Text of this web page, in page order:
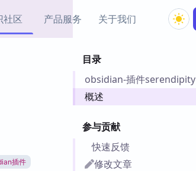
社区 产品服务
Obsidian 思维导图插件
插件
Obsidian 教程
关于我们
目录
obsidian-插件serendipity
概述
参与贡献
快速反馈
修改文章
插件